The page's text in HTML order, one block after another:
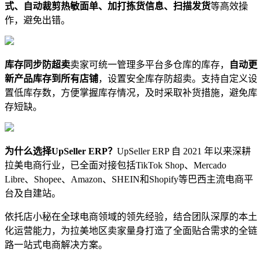
式、自动裁剪热敏面单、加打拣货信息、扫描发货等高效操
作，避免出错。
库存同步防超卖卖家可统一管理多平台多仓库的库存，
自动更
新产品库存到所有店铺，设置安全库存防超卖。支持自定义设
置低库存数，方便掌握库存情况，及时采取补货措施，避免库
存短缺。
为什么选择UpSeller ERP？ UpSeller ERP 自 2021 年以来深耕
拉美电商行业，已全面对接包括TikTok Shop、Mercado
Libre、Shopee、Amazon、SHEIN和Shopify等巴西主流电商平
台及自建站。
依托店小秘在全球电商领域的领先经验，结合团队深厚的本土
化运营能力，为拉美地区卖家量身打造了全面贴合需求的全链
路一站式电商解决方案。